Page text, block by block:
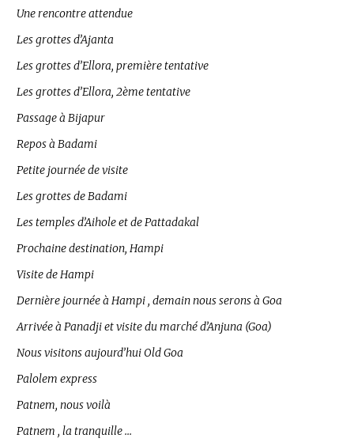
Une rencontre attendue
Les grottes d’Ajanta
Les grottes d’Ellora, première tentative
Les grottes d’Ellora, 2ème tentative
Passage à Bijapur
Repos à Badami
Petite journée de visite
Les grottes de Badami
Les temples d’Aihole et de Pattadakal
Prochaine destination, Hampi
Visite de Hampi
Dernière journée à Hampi , demain nous serons à Goa
Arrivée à Panadji et visite du marché d’Anjuna (Goa)
Nous visitons aujourd’hui Old Goa
Palolem express
Patnem, nous voilà
Patnem , la tranquille …